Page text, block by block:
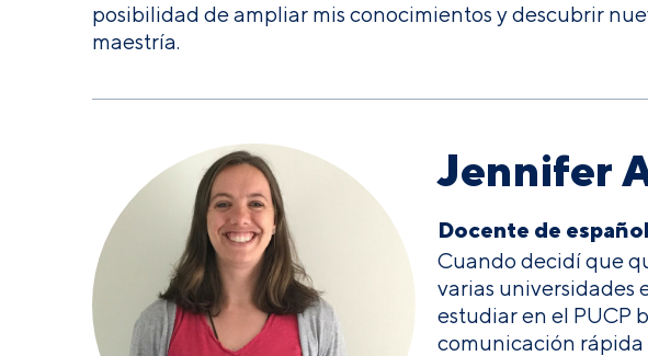
posibilidad de ampliar mis conocimientos y descubrir
maestría.
Jennifer
Docente de
Cuando decidí que
varias universidades
estudiar en el PUCP
comunicación rápida